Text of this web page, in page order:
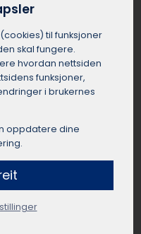
er sjelden gratis.
en sertifisert
betale for…
tilbud
av dine ønsker og
takstmann for
til funksjoner
skal fungere.
hvordan nettsiden
funksjoner,
i brukernes
oppdatere dine